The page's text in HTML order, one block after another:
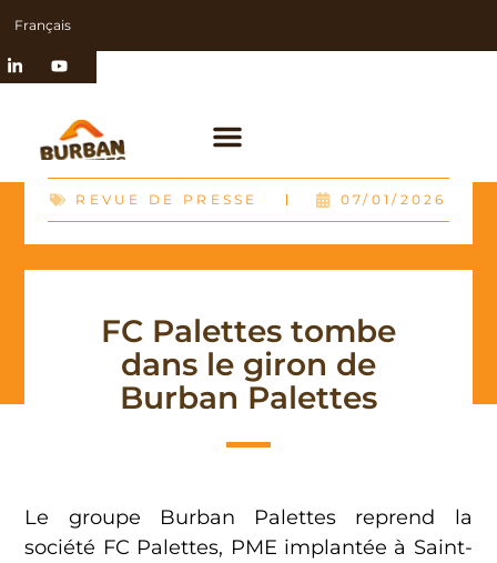
Français
REVUE DE PRESSE 07/01/2026
FC Palettes tombe
dans le giron de
Burban Palettes
Le groupe Burban Palettes reprend la
société FC Palettes, PME implantée à Saint-